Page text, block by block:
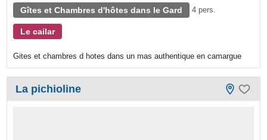
Gîtes et Chambres d'hôtes dans le Gard 4 pers.
Le cailar
Gites et chambres d hotes dans un mas authentique en camargue
La pichioline